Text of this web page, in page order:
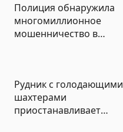
Полиция обнаружила
многомиллионное
мошенничество в
Рудник с голодающими
шахтерами
приостанавливает